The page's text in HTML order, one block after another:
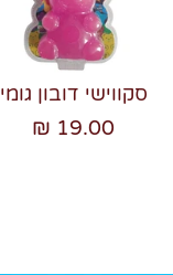
סקווישי דובון גומי
19.00 ₪